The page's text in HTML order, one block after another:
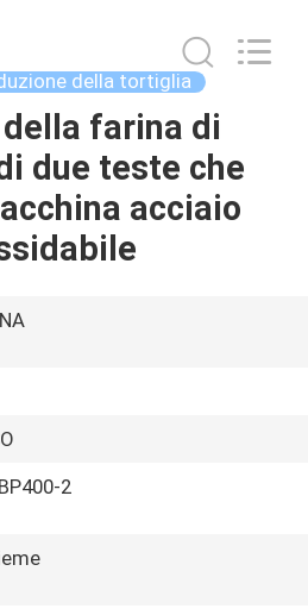
della tortiglia
farina di
due teste che
acciaio
2